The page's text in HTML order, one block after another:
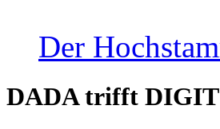
Der
DADA trifft DIGIT